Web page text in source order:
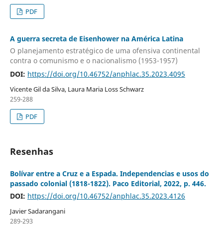
PDF
A guerra secreta de Eisenhower na América Latina
O planejamento estratégico de uma ofensiva continental
contra o comunismo e o nacionalismo (1953-1957)
DOI: https://doi.org/10.46752/anphlac.35.2023.4095
Vicente Gil da Silva, Laura Maria Loss Schwarz
259-288
PDF
Resenhas
Bolívar entre a Cruz e a Espada. Independencias e usos do
passado colonial (1818-1822). Paco Editorial, 2022, p. 446.
DOI: https://doi.org/10.46752/anphlac.35.2023.4126
Javier Sadarangani
289-293